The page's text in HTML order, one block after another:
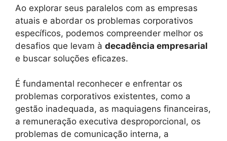
Ao explorar seus paralelos com as empresas
atuais e abordar os problemas corporativos
específicos, podemos compreender melhor os
desafios que levam à decadência empresarial
e buscar soluções eficazes.
É fundamental reconhecer e enfrentar os
problemas corporativos existentes, como a
gestão inadequada, as maquiagens financeiras,
a remuneração executiva desproporcional, os
problemas de comunicação interna, a